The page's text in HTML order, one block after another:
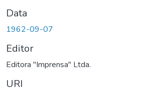
Data
1962-09-07
Editor
Editora "Imprensa" Ltda.
URI